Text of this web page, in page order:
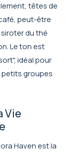
têtes de
peut-être
du thé
Le ton est
idéal pour
petits groupes
Vie
Havenest la